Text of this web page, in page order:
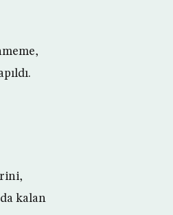
kalan